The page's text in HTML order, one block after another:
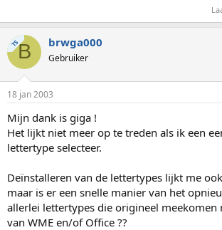
TSB brwga000
Gebruiker
18 jan 2003
Mijn dank is giga !
Het lijkt niet meer op te treden als ik een
lettertype selecteer.
Deïnstalleren van de lettertypes lijkt me
maar is er een snelle manier van het
allerlei lettertypes die origineel meekomen
van WME en/of Office ??